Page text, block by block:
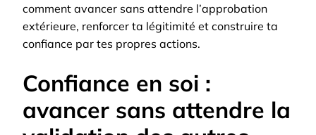
comment avancer sans attendre l’approbation
extérieure, renforcer ta légitimité et construire ta
confiance par tes propres actions.
Confiance en soi :
avancer sans attendre la